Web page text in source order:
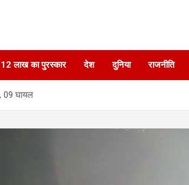
12 लाख का पुरस्कार देश दुनिया राजनीति
09 घायल